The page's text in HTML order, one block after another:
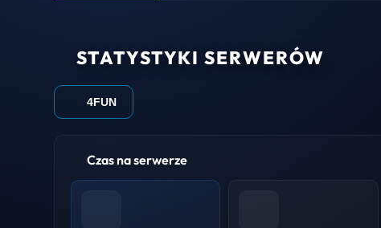
STATYSTYKI SERWERÓW
4FUN
Czas na serwerze